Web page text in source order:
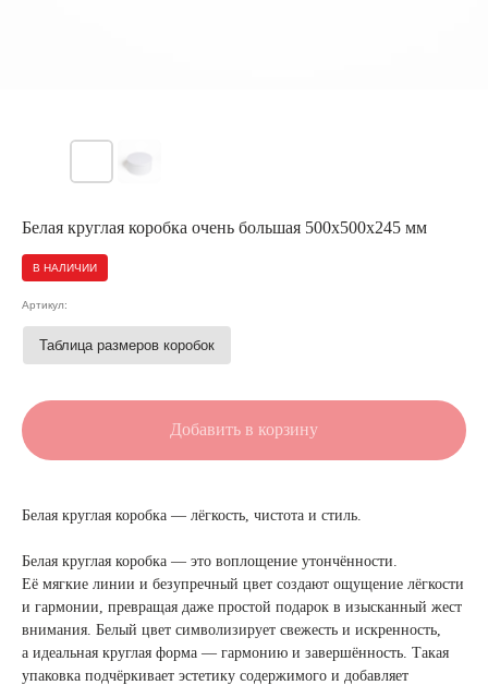
Белая круглая коробка очень большая 500x500x245 мм
В НАЛИЧИИ
Артикул:
Таблица размеров коробок
Добавить в корзину
Белая круглая коробка — лёгкость, чистота и стиль.
Белая круглая коробка — это воплощение утончённости.
Её мягкие линии и безупречный цвет создают ощущение лёгкости
и гармонии, превращая даже простой подарок в изысканный жест
внимания. Белый цвет символизирует свежесть и искренность,
а идеальная круглая форма — гармонию и завершённость. Такая
упаковка подчёркивает эстетику содержимого и добавляет